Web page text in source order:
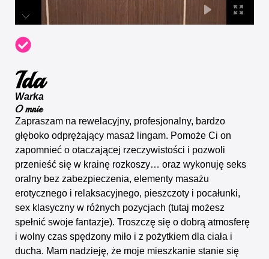
Ida
Warka
O mnie
Zapraszam na rewelacyjny, profesjonalny, bardzo
głęboko odprężający masaż lingam. Pomoże Ci on
zapomnieć o otaczającej rzeczywistości i pozwoli
przenieść się w krainę rozkoszy… oraz wykonuję seks
oralny bez zabezpieczenia, elementy masażu
erotycznego i relaksacyjnego, pieszczoty i pocałunki,
sex klasyczny w różnych pozycjach (tutaj możesz
spełnić swoje fantazje). Troszczę się o dobrą atmosferę
i wolny czas spędzony miło i z pożytkiem dla ciała i
ducha. Mam nadzieję, że moje mieszkanie stanie się